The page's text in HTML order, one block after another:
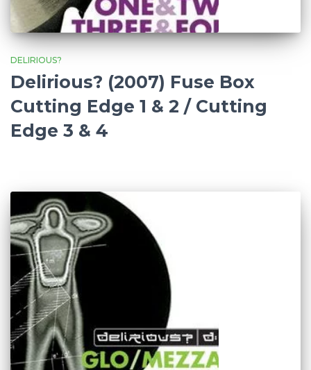
DELIRIOUS?
Delirious? (2007) Fuse Box
Cutting Edge 1 & 2 / Cutting
Edge 3 & 4